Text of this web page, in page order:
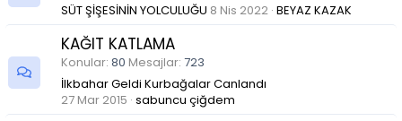
SÜT ŞİŞESİNİN YOLCULUĞU 8 Nis 2022 BEYAZ KAZAK
KAĞIT KATLAMA
Konular 80 Mesajlar 723
İlkbahar Geldi Kurbağalar Canlandı
27 Mar 2015 sabuncu çiğdem